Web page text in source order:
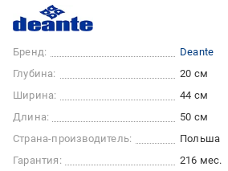
Бренд:
Deante
Глубина:
20 см
Ширина:
44 см
Длина:
50 см
Страна-производитель:
Польша
Гарантия:
216 мес.